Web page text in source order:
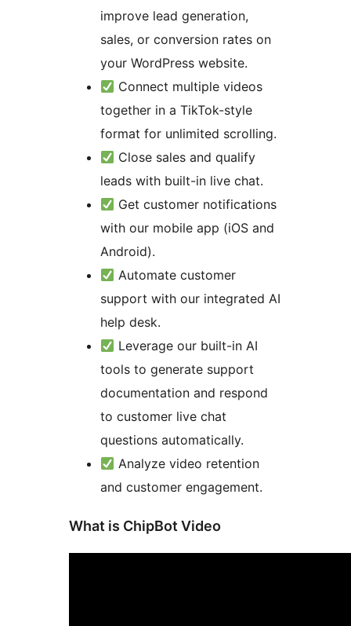
improve lead generation,
sales, or conversion rates on
your WordPress website.
Connect multiple videos
together in a TikTok-style
format for unlimited scrolling.
Close sales and qualify
leads with built-in live chat.
Get customer notifications
with our mobile app (iOS and
Android).
Automate customer
support with our integrated AI
help desk.
Leverage our built-in AI
tools to generate support
documentation and respond
to customer live chat
questions automatically.
Analyze video retention
and customer engagement.
What is ChipBot Video